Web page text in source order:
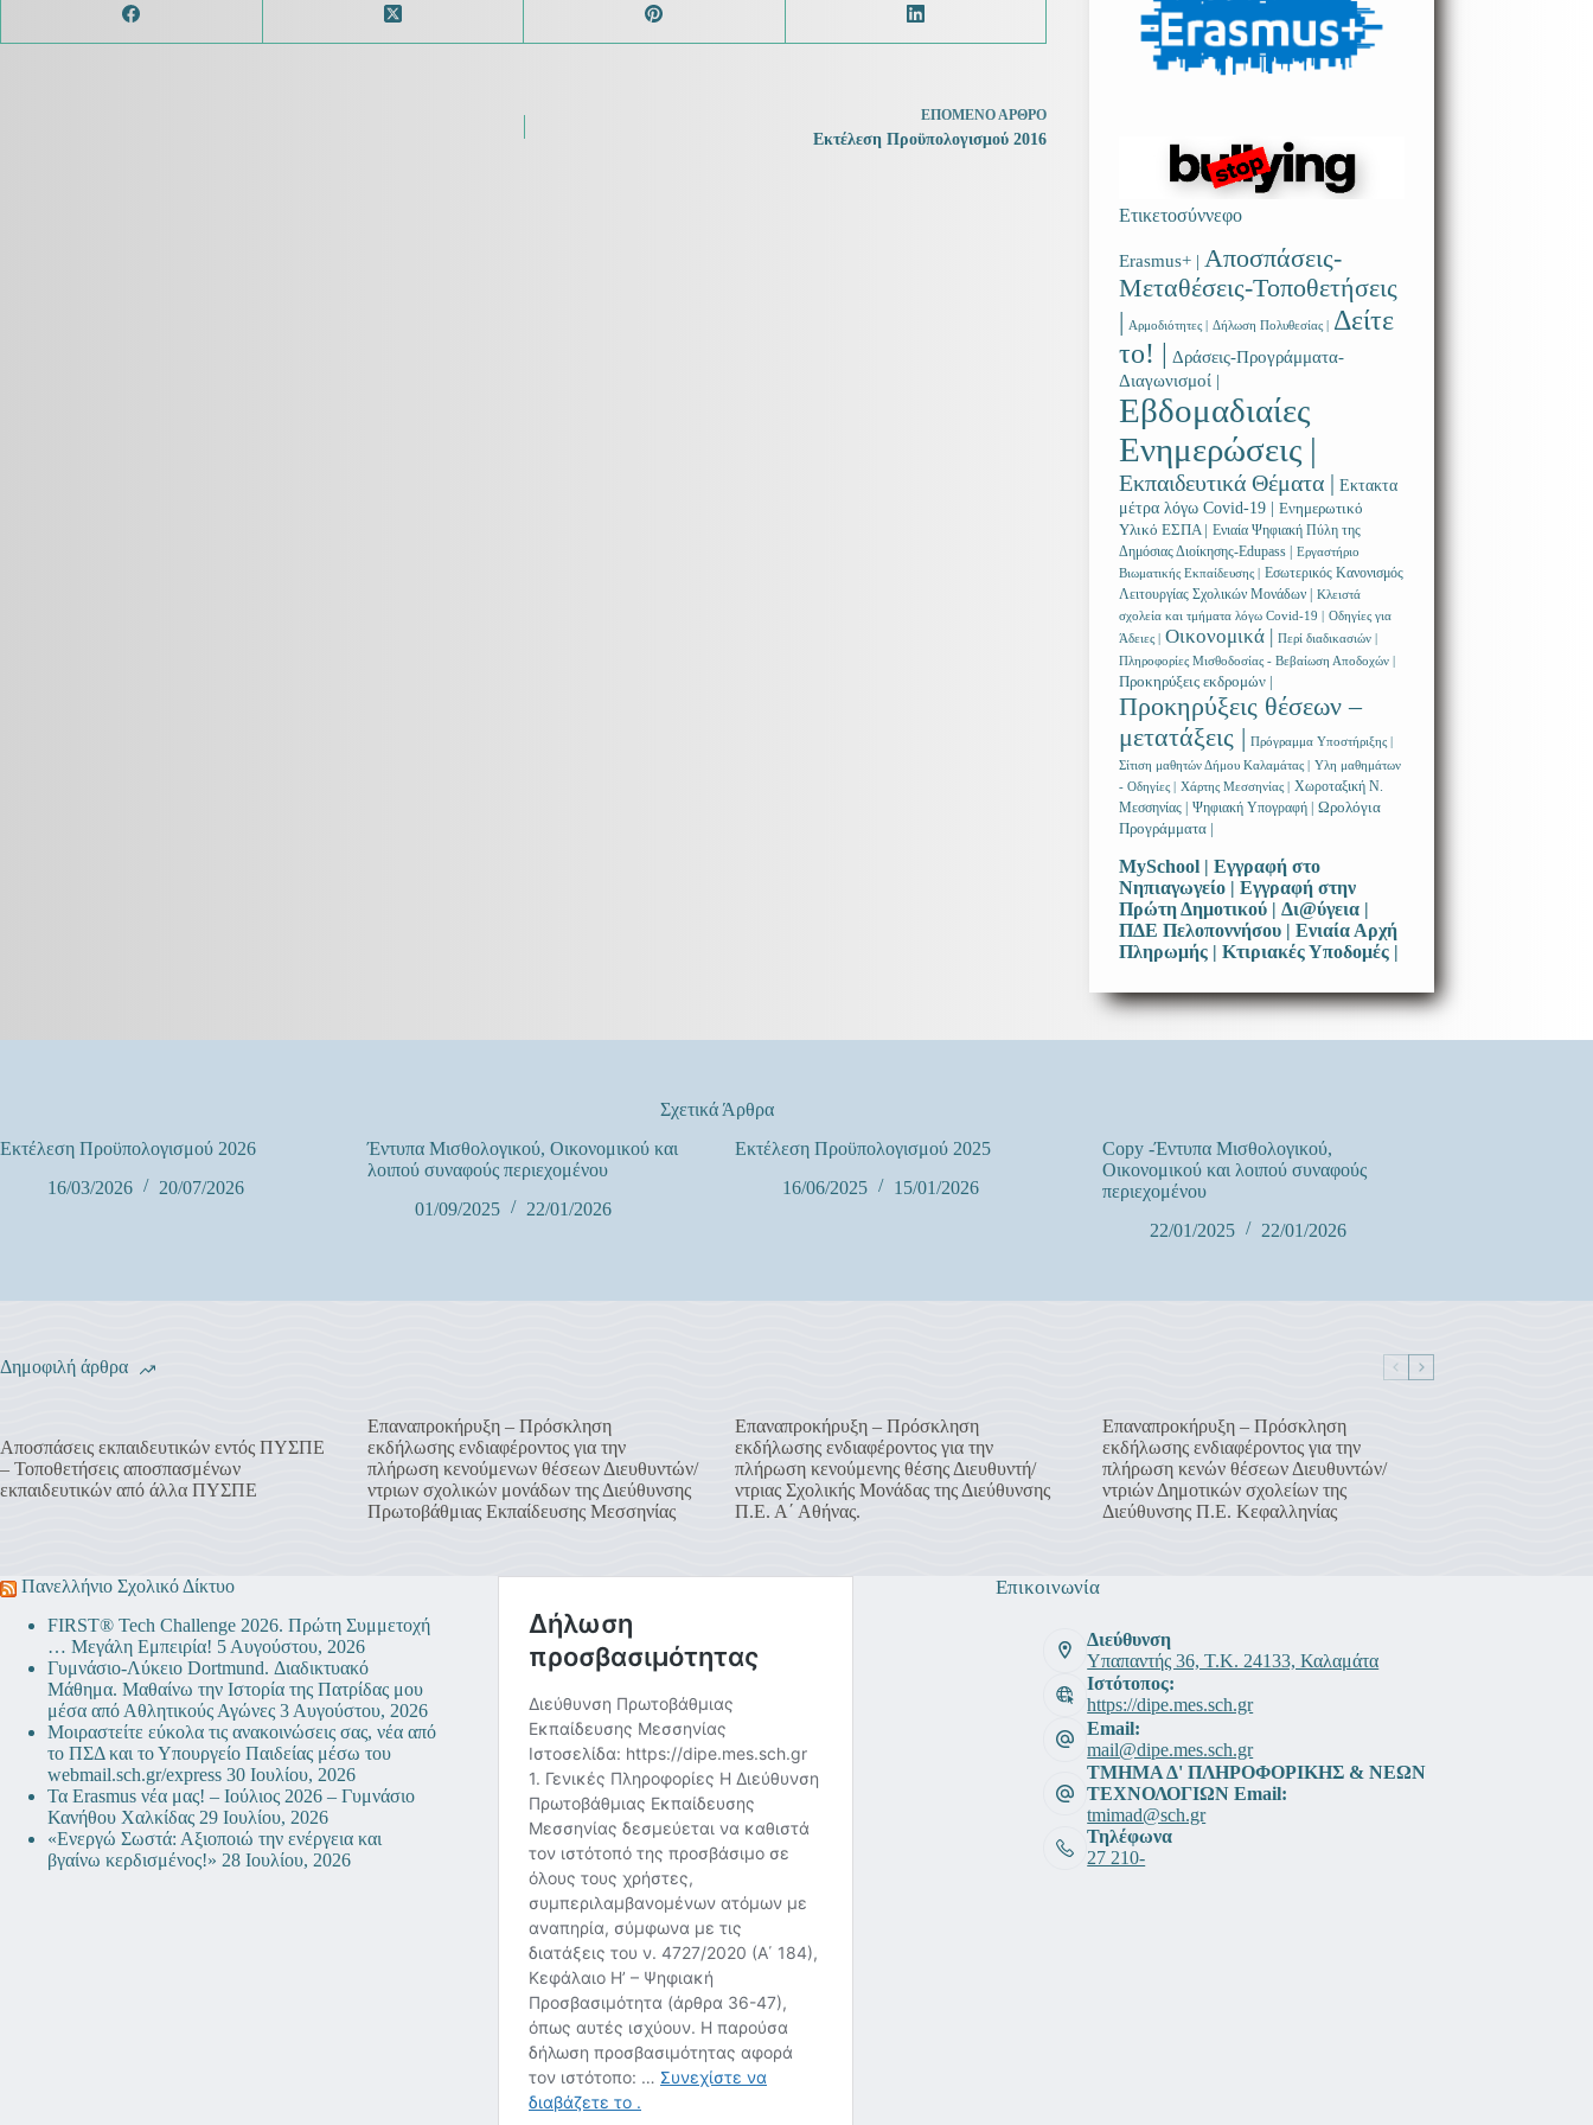
ΕΠΌΜΕΝΟΆΡΘΡΟ
Εκτέλεση Προϋπολογισμού 2016
Ετικετοσύννεφο
Erasmus+ | Αποσπάσεις-
Μεταθέσεις-Τοποθετήσεις
| Αρμοδιότητες | Δήλωση Πολυθεσίας |
Δείτε
το! | Δράσεις-Προγράμματα-
Διαγωνισμοί |
Εβδομαδιαίες
Ενημερώσεις |
Εκπαιδευτικά Θέματα | Εκτακτα
μέτρα λόγω Covid-19 | Ενημερωτικό
Υλικό ΕΣΠΑ | Ενιαία Ψηφιακή Πύλη της
Δημόσιας Διοίκησης-Edupass |
Εργαστήριο
Βιωματικής Εκπαίδευσης |
Εσωτερικός Κανονισμός
Λειτουργίας Σχολικών Μονάδων |
Κλειστά
σχολεία και τμήματα λόγω Covid-19 |
Οδηγίες για
Άδειες |
Οικονομικά | Περί διαδικασιών |
Πληροφορίες Μισθοδοσίας - Βεβαίωση Αποδοχών |
Προκηρύξεις εκδρομών |
Προκηρύξεις θέσεων –
μετατάξεις | Πρόγραμμα Υποστήριξης |
Σίτιση μαθητών Δήμου Καλαμάτας |
Υλη μαθημάτων
- Οδηγίες |
Χάρτης Μεσσηνίας |
Χωροταξική Ν.
Μεσσηνίας |
Ψηφιακή Υπογραφή |
Ωρολόγια
Προγράμματα |
MySchool | Εγγραφή στο
Νηπιαγωγείο | Εγγραφή στην
Πρώτη Δημοτικού | Δι@ύγεια |
ΠΔΕ Πελοποννήσου | Ενιαία Αρχή
Πληρωμής | Κτιριακές Υποδομές |
Σχετικά Άρθρα
Εκτέλεση Προϋπολογισμού 2026
16/03/2026
20/07/2026
Έντυπα Μισθολογικού, Οικονομικού και
λοιπού συναφούς περιεχομένου
01/09/2025
22/01/2026
Εκτέλεση Προϋπολογισμού 2025
16/06/2025
15/01/2026
Copy -Έντυπα Μισθολογικού,
Οικονομικού και λοιπού συναφούς
περιεχομένου
22/01/2025
22/01/2026
Δημοφιλή άρθρα
Αποσπάσεις εκπαιδευτικών εντός ΠΥΣΠΕ
– Τοποθετήσεις αποσπασμένων
εκπαιδευτικών από άλλα ΠΥΣΠΕ
Επαναπροκήρυξη – Πρόσκληση
εκδήλωσης ενδιαφέροντος για την
πλήρωση κενούμενων θέσεων Διευθυντών/
ντριων σχολικών μονάδων της Διεύθυνσης
Πρωτοβάθμιας Εκπαίδευσης Μεσσηνίας
Επαναπροκήρυξη – Πρόσκληση
εκδήλωσης ενδιαφέροντος για την
πλήρωση κενούμενης θέσης Διευθυντή/
ντριας Σχολικής Μονάδας της Διεύθυνσης
Π.Ε. Α΄ Αθήνας.
Επαναπροκήρυξη – Πρόσκληση
εκδήλωσης ενδιαφέροντος για την
πλήρωση κενών θέσεων Διευθυντών/
ντριών Δημοτικών σχολείων της
Διεύθυνσης Π.Ε. Κεφαλληνίας
Πανελλήνιο Σχολικό Δίκτυο
FIRST® Tech Challenge 2026. Πρώτη Συμμετοχή
… Μεγάλη Εμπειρία! 5 Αυγούστου, 2026
Γυμνάσιο-Λύκειο Dortmund. Διαδικτυακό
Μάθημα. Μαθαίνω την Ιστορία της Πατρίδας μου
μέσα από Αθλητικούς Αγώνες 3 Αυγούστου, 2026
Μοιραστείτε εύκολα τις ανακοινώσεις σας, νέα από
το ΠΣΔ και το Υπουργείο Παιδείας μέσω του
webmail.sch.gr/express 30 Ιουλίου, 2026
Τα Erasmus νέα μας! – Ιούλιος 2026 – Γυμνάσιο
Κανήθου Χαλκίδας 29 Ιουλίου, 2026
«Ενεργώ Σωστά: Αξιοποιώ την ενέργεια και
βγαίνω κερδισμένος!» 28 Ιουλίου, 2026
Επικοινωνία
Διεύθυνση
Υπαπαντής 36, Τ.Κ. 24133, Καλαμάτα
Ιστότοπος:
https://dipe.mes.sch.gr
Email:
mail@dipe.mes.sch.gr
ΤΜΗΜΑ Δ' ΠΛΗΡΟΦΟΡΙΚΗΣ & ΝΕΩΝ
ΤΕΧΝΟΛΟΓΙΩΝ Email:
tmimad@sch.gr
Τηλέφωνα
27 210-